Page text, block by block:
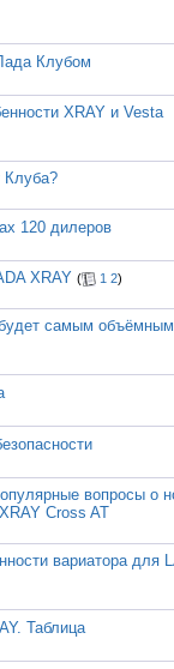
Клубом
XRAY и Vesta
Клуба?
120 дилеров
XRAY ( 1 2)
самым
вопросы о
Cross AT
вариатора для
Таблица